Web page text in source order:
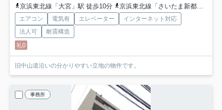
京浜東北線「大宮」駅 徒歩10分
京浜東北線「さいたま新都心」駅 徒歩10分
エアコン 電気有 エレベーター
インターネット対応
法人可
耐震構造
礼0
旧中山道沿いの分かりやすい立地の物件です。
事務所